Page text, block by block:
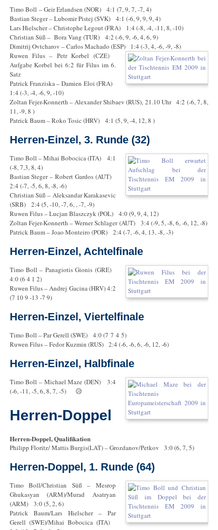
Timo Boll – Geir Erlandsen (NOR) 4:1 (7, 9, 7, -7, 4)
Bastian Steger – Lubomir Pistej (SVK) 4:1 (-6, 9, 9, 9, 4)
Lars Hielscher – Christophe Legout (FRA) 1:4 (-8, -4, -11, 8, -10)
Christian Süß – Bora Vang (TUR) 4:2 (-6, 9, -6, 4, 6, 9)
Dimitrij Ovtcharov – Carlos Machado (ESP) 1:4 (-3, 4, -6, -9, -8)
Ruwen Filus – Petr Korbel (CZE)
Aufgabe Korbel bei 6:2 für Filus im 6.
Satz
Patrick Franziska – Damien Eloi (FRA)
1:4 (-3, -4, -6, 9, -10)
Zoltan Fejer-Konnerth – Alexander Shibaev (RUS), 21.10 Uhr 4:2 (-6, 7, 8,
11, -9, 8 )
Patrick Baum – Roko Tosic (HRV) 4:1 (5, 9, -4, 12, 8 )
Herren-Einzel, 3. Runde (32)
Timo Boll – Mihai Bobocica (ITA) 4:1
(-8, 7,3, 8, 4)
Bastian Steger – Robert Gardos (AUT)
2:4 (-7, -5, 6, 8, -8, -6)
Christian Süß – Aleksandar Karakasevic
(SRB) 2:4 (5, -10, -7, 6, , -7, -9)
Ruwen Filus – Lucjan Blaszczyk (POL) 4:0 (9, 9, 4, 12)
Zoltan Fejer-Konnerth – Werner Schlager (AUT) 3:4 (-9, 5, -8, 6, -6, 12, -8)
Patrick Baum – Joao Monteiro (POR) 2:4 (-7, -6, 4, 13, -8, -3)
Herren-Einzel, Achtelfinale
Timo Boll – Panagiotis Gionis (GRE)
4:0 (6 4 1 2)
Ruwen Filus – Andrej Gacina (HRV) 4:2
(7 10 9 -13 -7 9)
Herren-Einzel, Viertelfinale
Timo Boll – Par Gerell (SWE) 4:0 (7 7 4 5)
Ruwen Filus – Fedor Kuzmin (RUS) 2:4 (-6, -6, 6, -6, 12, -6)
Herren-Einzel, Halbfinale
Timo Boll – Michael Maze (DEN) 3:4
(-6, -11, -5, 6, 8, 7, -5) 😥
Herren-Doppel
Herren-Doppel, Qualifikation
Philipp Floritz/ Mattis Burgis(LAT) – Grozdanov/Petkov 3:0 (6, 7, 5)
Herren-Doppel, 1. Runde (64)
Timo Boll/Christian Süß – Mesrop
Ghukasyan (ARM)/Murad Asatryan
(ARM) 3:0 (5, 2, 6)
Patrick Baum/Lars Hielscher – Par
Gerell (SWE)/Mihai Bobocica (ITA)